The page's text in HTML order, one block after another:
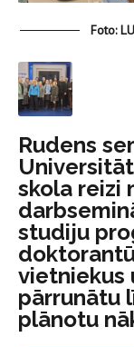
Foto:
Rudens
skola reizi
studiju
vietniekus
pārrunātu
plānotu